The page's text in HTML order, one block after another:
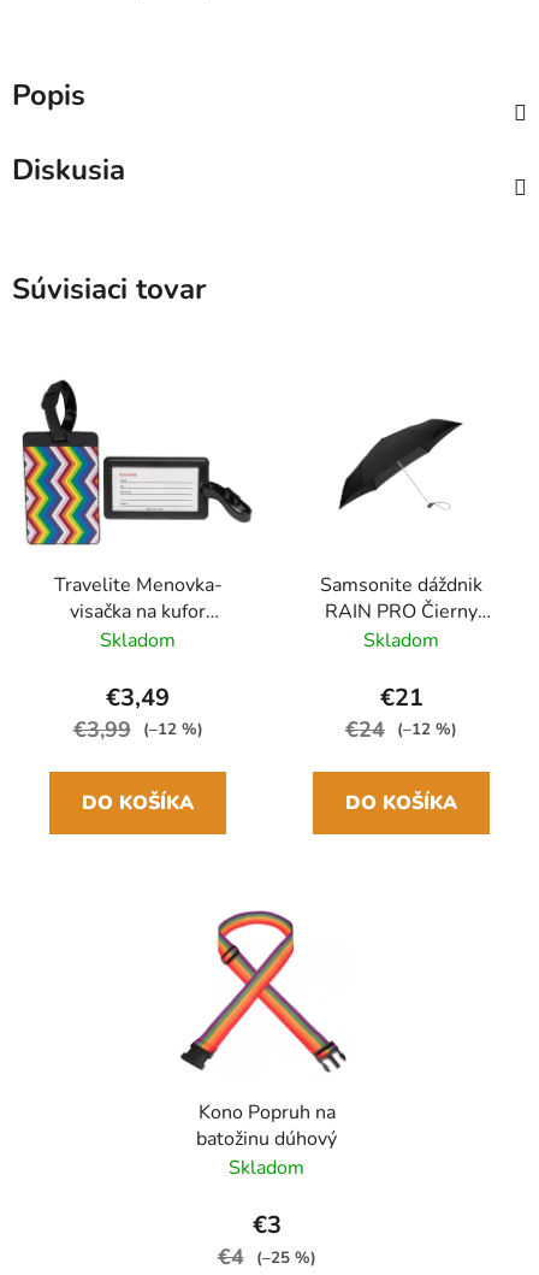
Popis
Diskusia
Súvisiaci tovar
Travelite Menovka-
visačka na kufor
Multicolor Waves
Skladom
€3,49
€3,99 (–12 %)
DO KOŠÍKA
Samsonite dáždnik
RAIN PRO Čierny
skladací manuálny
Skladom
€21
€24 (–12 %)
DO KOŠÍKA
Kono Popruh na
batožinu dúhový
Skladom
€3
€4 (–25 %)